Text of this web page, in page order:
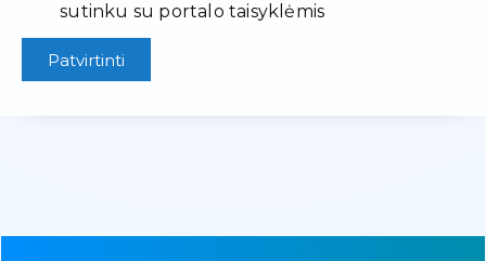
sutinku su portalo taisyklėmis
Patvirtinti